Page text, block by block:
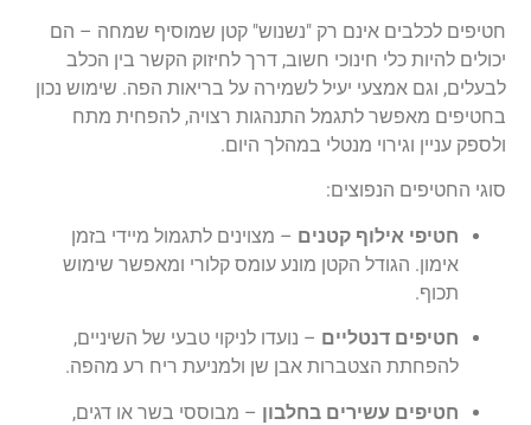
חטיפים לכלבים אינם רק "נשנוש" קטן שמוסיף שמחה – הם
יכולים להיות כלי חינוכי חשוב, דרך לחיזוק הקשר בין הכלב
לבעלים, וגם אמצעי יעיל לשמירה על בריאות הפה. שימוש נכון
בחטיפים מאפשר לתגמל התנהגות רצויה, להפחית מתח
ולספק עניין וגירוי מנטלי במהלך היום.
סוגי החטיפים הנפוצים:
חטיפי אילוף קטנים – מצוינים לתגמול מיידי בזמן
אימון. הגודל הקטן מונע עומס קלורי ומאפשר שימוש
תכוף.
חטיפים דנטליים – נועדו לניקוי טבעי של השיניים,
להפחתת הצטברות אבן שן ולמניעת ריח רע מהפה.
חטיפים עשירים בחלבון – מבוססי בשר או דגים,